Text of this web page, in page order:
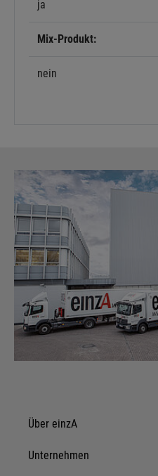
ja
Mix-Produkt:
nein
Über einzA
Unternehmen